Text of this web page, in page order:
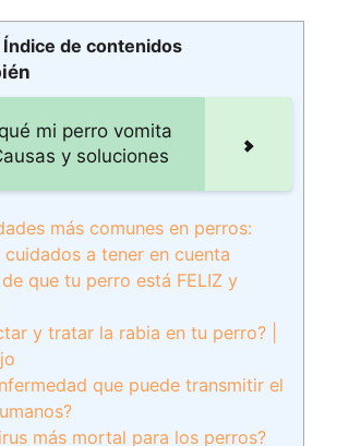
Índice de contenidos
mi perro vomita
y soluciones
más comunes en perros:
a tener en cuenta
de que tu perro está FELIZ y
y tratar la rabia en tu perro? |
que puede transmitir el
más mortal para los perros?